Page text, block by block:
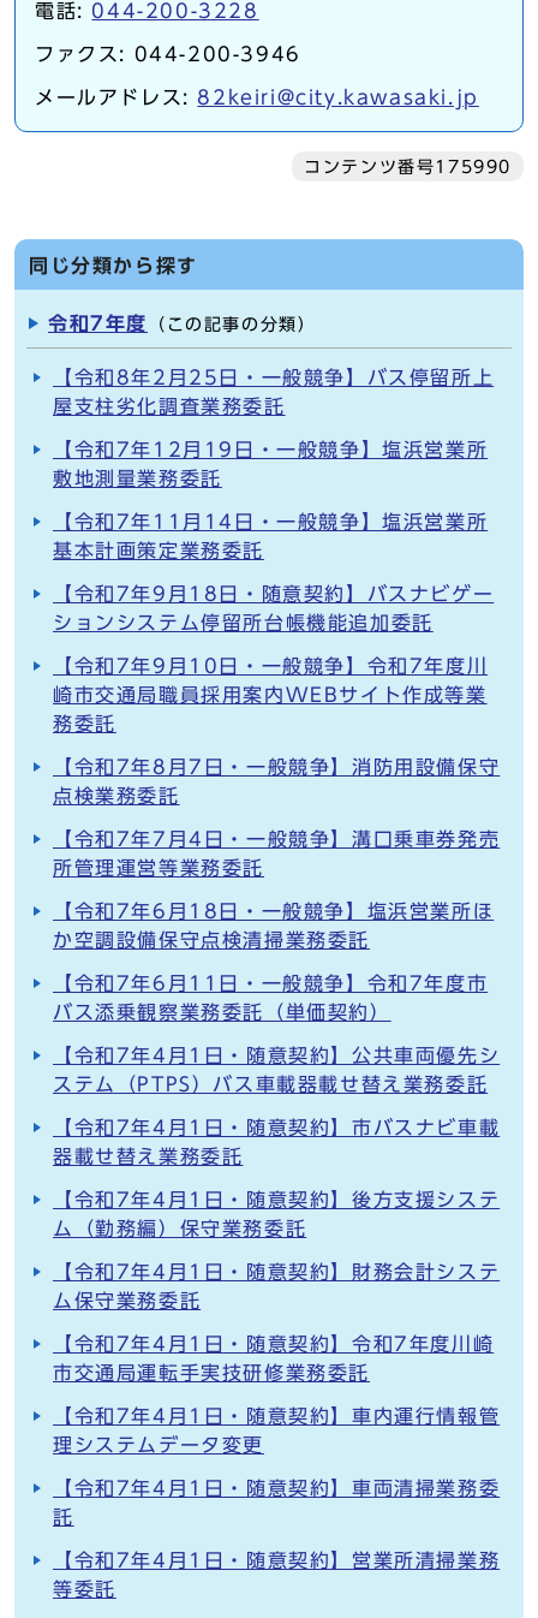
電話: 044-200-3228
ファクス: 044-200-3946
メールアドレス:82keiri@city.kawasaki.jp
コンテンツ番号175990
同じ分類から探す
令和7年度 （この記事の分類）
【令和8年2月25日・一般競争】バス停留所上
屋支柱劣化調査業務委託
【令和7年12月19日・一般競争】塩浜営業所
敷地測量業務委託
【令和7年11月14日・一般競争】塩浜営業所
基本計画策定業務委託
【令和7年9月18日・随意契約】バスナビゲー
ションシステム停留所台帳機能追加委託
【令和7年9月10日・一般競争】令和7年度川
崎市交通局職員採用案内WEBサイト作成等業
務委託
【令和7年8月7日・一般競争】消防用設備保守
点検業務委託
【令和7年7月4日・一般競争】溝口乗車券発売
所管理運営等業務委託
【令和7年6月18日・一般競争】塩浜営業所ほ
か空調設備保守点検清掃業務委託
【令和7年6月11日・一般競争】令和7年度市
バス添乗観察業務委託（単価契約）
【令和7年4月1日・随意契約】公共車両優先シ
ステム（PTPS）バス車載器載せ替え業務委託
【令和7年4月1日・随意契約】市バスナビ車載
器載せ替え業務委託
【令和7年4月1日・随意契約】後方支援システ
ム（勤務編）保守業務委託
【令和7年4月1日・随意契約】財務会計システ
ム保守業務委託
【令和7年4月1日・随意契約】令和7年度川崎
市交通局運転手実技研修業務委託
【令和7年4月1日・随意契約】車内運行情報管
理システムデータ変更
【令和7年4月1日・随意契約】車両清掃業務委
託
【令和7年4月1日・随意契約】営業所清掃業務
等委託